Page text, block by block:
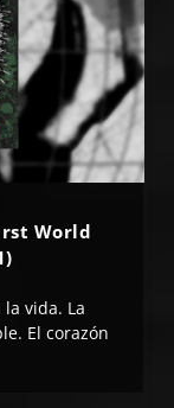
World
vida. La
El corazón